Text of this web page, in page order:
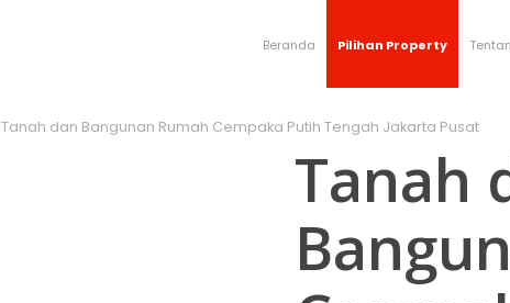
Beranda Pilihan Property
Tanah dan Bangunan Rumah Cempaka Putih Tengah Jakarta Pusat
Tanah